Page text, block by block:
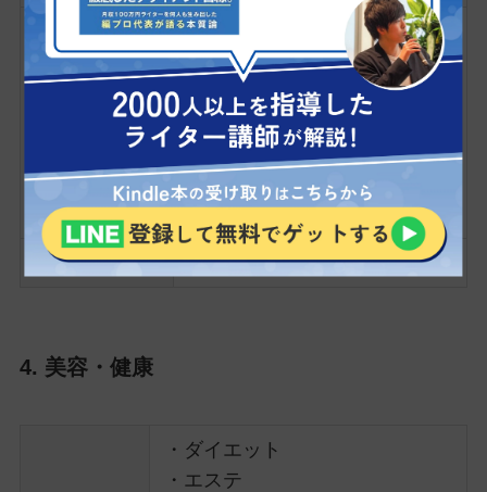
資格
・医師
・看護師
・薬剤師
・理学療法士
・作業療法士
・介護福祉士
・柔道整復師 など
文字単価 4～15円
4. 美容・健康
・ダイエット
・エステ